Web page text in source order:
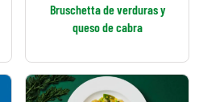
Bruschetta de verduras y
queso de cabra